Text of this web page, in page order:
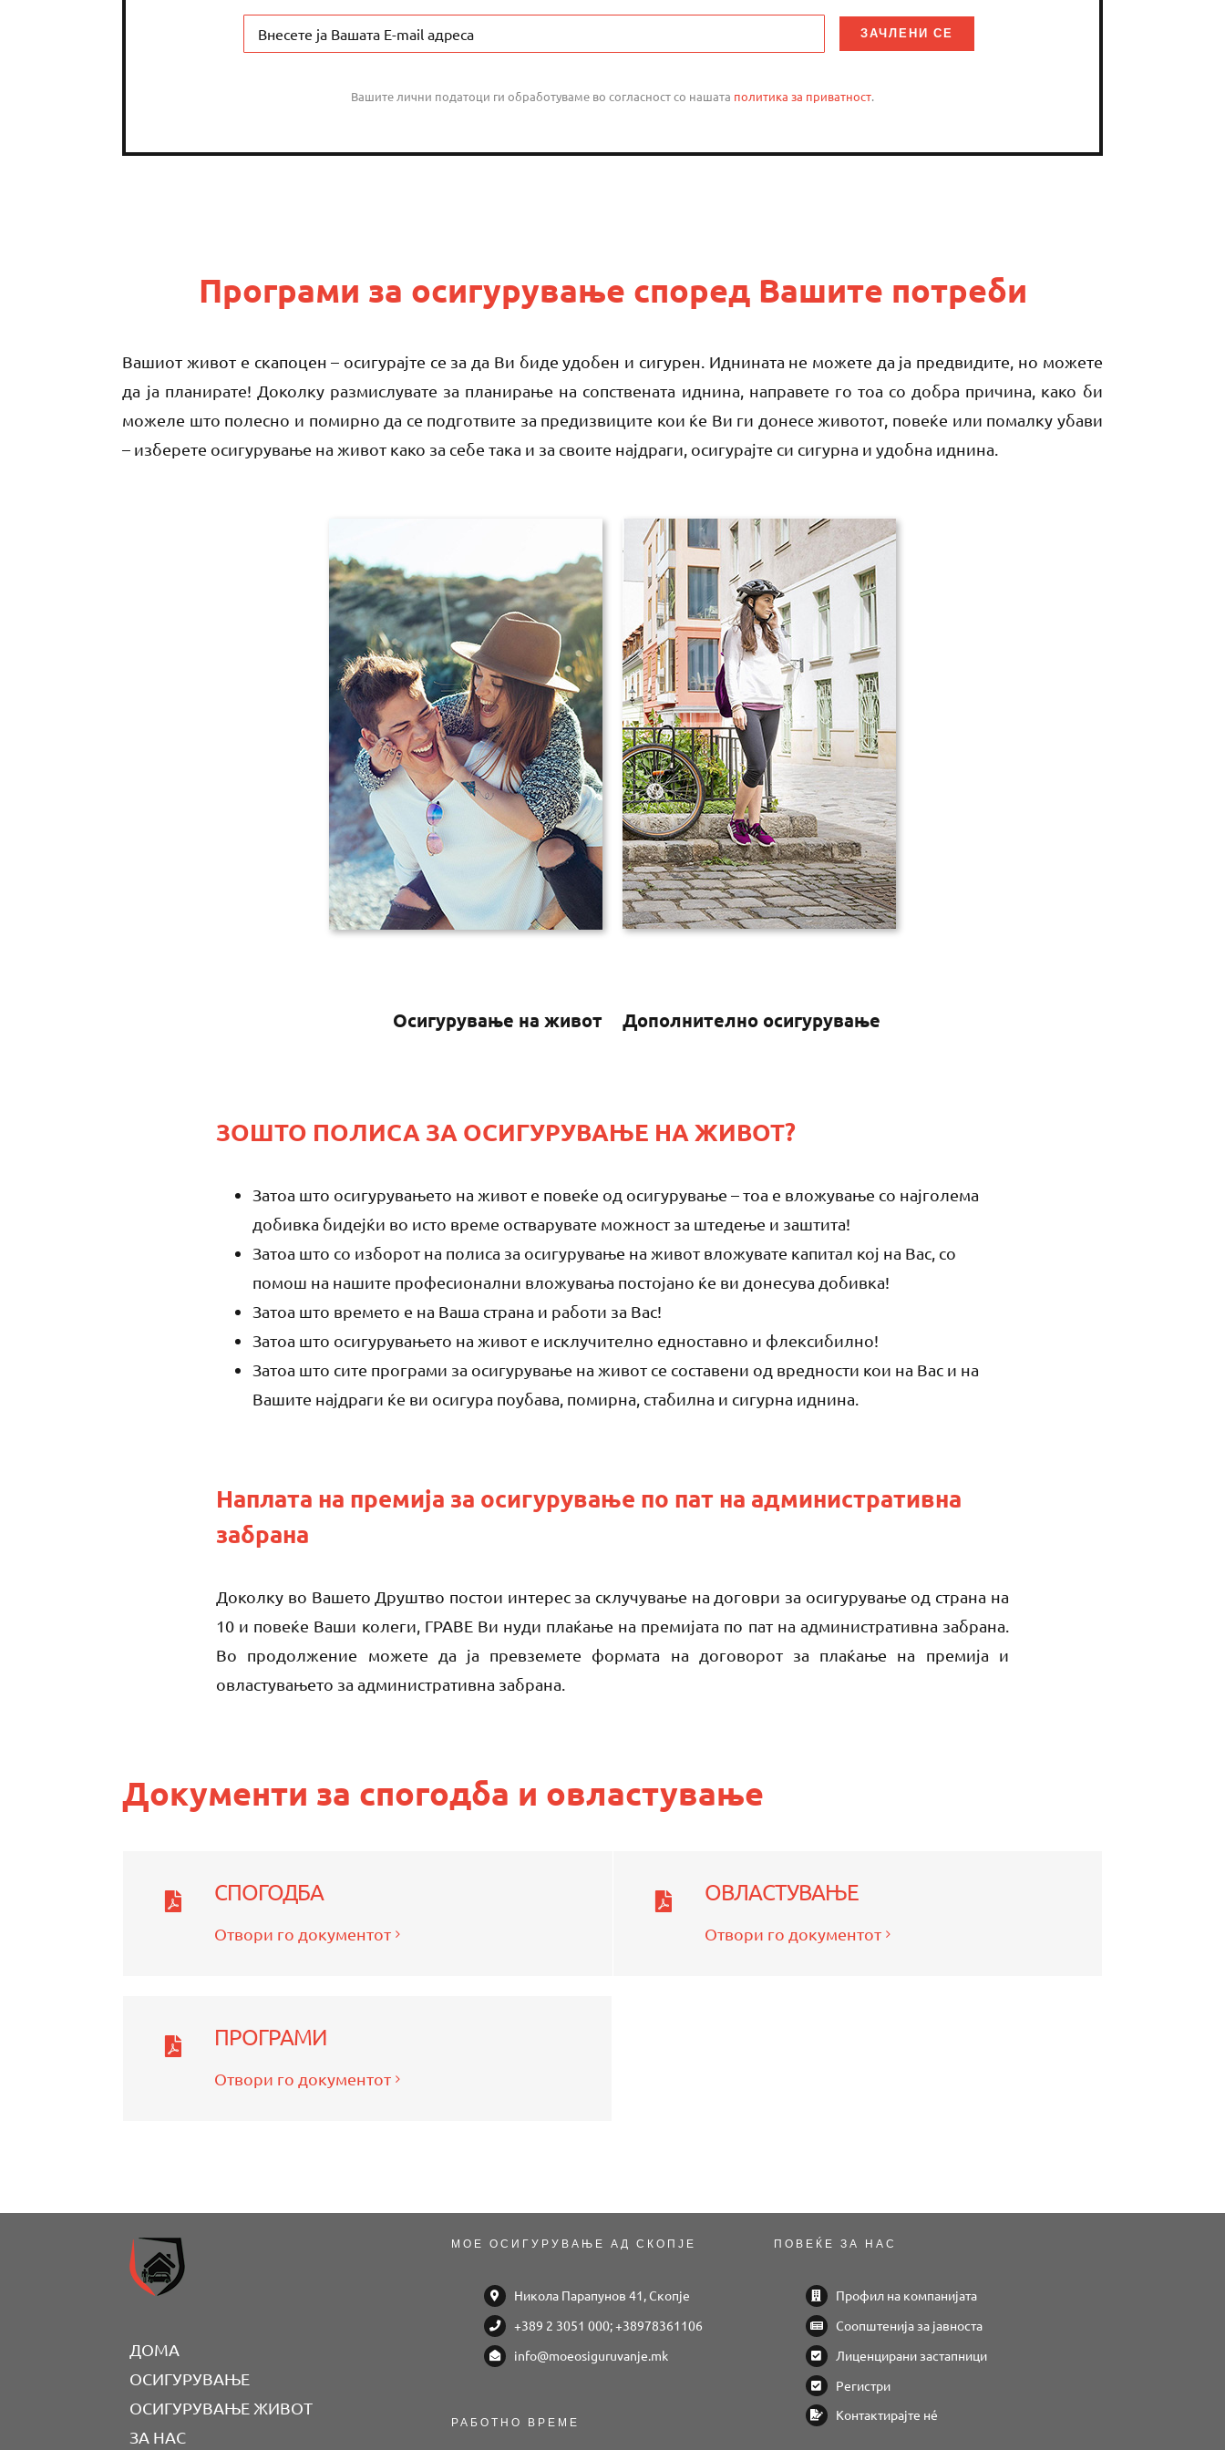
Вашите лични податоци ги обработуваме во согласност со нашата политика за приватност.
Програми за осигурување според Вашите потреби
Вашиот живот е скапоцен – осигурајте се за да Ви биде удобен и сигурен. Иднината не можете да ја предвидите, но можете
да ја планирате! Доколку размислувате за планирање на сопствената иднина, направете го тоа со добра причина, како би
можеле што полесно и помирно да се подготвите за предизвиците кои ќе Ви ги донесе животот, повеќе или помалку убави
– изберете осигурување на живот како за себе така и за своите најдраги, осигурајте си сигурна и удобна иднина.
Осигурување на живот Дополнително осигурување
ЗОШТО ПОЛИСА ЗА ОСИГУРУВАЊЕ НА ЖИВОТ?
Затоа што осигурувањето на живот е повеќе од осигурување – тоа е вложување со најголема
добивка бидејќи во исто време остварувате можност за штедење и заштита!
Затоа што со изборот на полиса за осигурување на живот вложувате капитал кој на Вас, со
помош на нашите професионални вложувања постојано ќе ви донесува добивка!
Затоа што времето е на Ваша страна и работи за Вас!
Затоа што осигурувањето на живот е исклучително едноставно и флексибилно!
Затоа што сите програми за осигурување на живот се составени од вредности кои на Вас и на
Вашите најдраги ќе ви осигура поубава, помирна, стабилна и сигурна иднина.
Наплата на премија за осигурување по пат на административна
забрана
Доколку во Вашето Друштво постои интерес за склучување на договри за осигурување од страна на
10 и повеќе Ваши колеги, ГРАВЕ Ви нуди плаќање на премијата по пат на административна забрана.
Во продолжение можете да ја превземете формата на договорот за плаќање на премија и
овластувањето за административна забрана.
Документи за спогодба и овластување
СПОГОДБА
Отвори го документот
ОВЛАСТУВАЊЕ
Отвори го документот
ПРОГРАМИ
Отвори го документот
ДОМА
ОСИГУРУВАЊЕ
ОСИГУРУВАЊЕ ЖИВОТ
ЗА НАС
МОЕ ОСИГУРУВАЊЕ АД СКОПЈЕ
Никола Парапунов 41, Скопје
+389 2 3051 000; +38978361106
info@moeosiguruvanje.mk
РАБОТНО ВРЕМЕ
ПОВЕЌЕ ЗА НАС
Профил на компанијата
Соопштенија за јавноста
Лиценцирани застапници
Регистри
Контактирајте нé